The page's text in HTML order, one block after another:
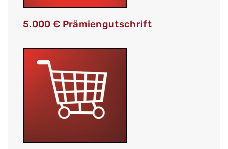
5.000 € Prämiengutschrift